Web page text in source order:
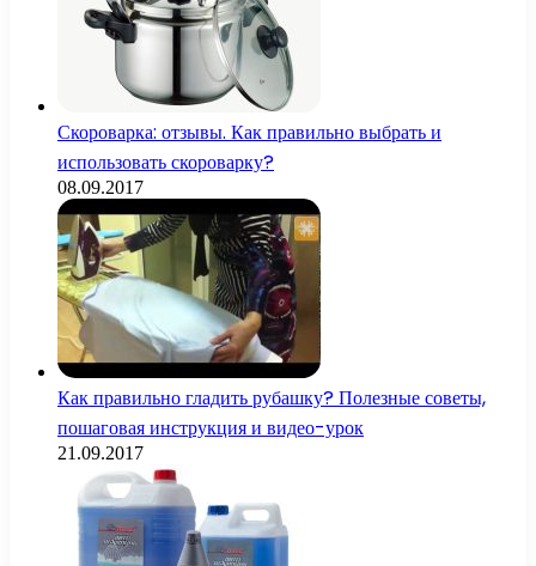
Скороварка: отзывы. Как правильно выбрать и
использовать скороварку?
08.09.2017
Как правильно гладить рубашку? Полезные советы,
пошаговая инструкция и видео-урок
21.09.2017